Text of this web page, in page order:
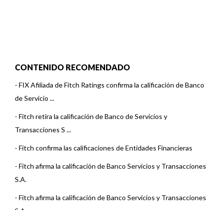
CONTENIDO RECOMENDADO
- FIX Afiliada de Fitch Ratings confirma la calificación de Banco
de Servicio ...
- Fitch retira la calificación de Banco de Servicios y
Transacciones S ...
- Fitch confirma las calificaciones de Entidades Financieras
- Fitch afirma la calificación de Banco Servicios y Transacciones
S.A.
- Fitch afirma la calificación de Banco Servicios y Transacciones